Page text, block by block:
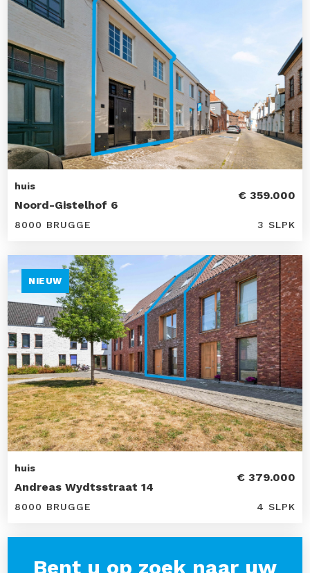
huis
Noord-Gistelhof 6
€ 359.000
8000 BRUGGE 3 SLPK
NIEUW
huis
Andreas Wydtsstraat 14
€ 379.000
8000 BRUGGE 4 SLPK
Bent u op zoek naar uw